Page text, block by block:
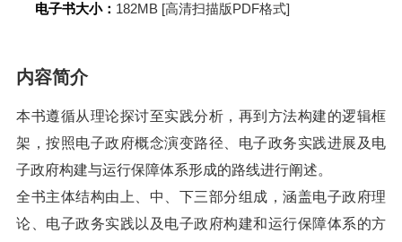
电子书大小： 182MB [高清扫描版PDF格式]
内容简介
本书遵循从理论探讨至实践分析，再到方法构建的逻辑框
架，按照电子政府概念演变路径、电子政务实践进展及电
子政府构建与运行保障体系形成的路线进行阐述。
全书主体结构由上、中、下三部分组成，涵盖电子政府理
论、电子政务实践以及电子政府构建和运行保障体系的方